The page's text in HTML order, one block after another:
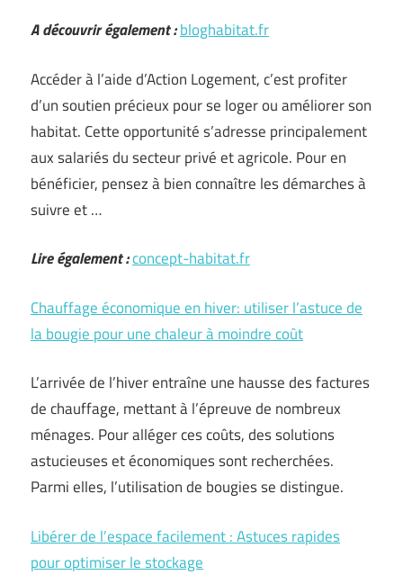
A découvrir également :bloghabitat.fr
Accéder à l’aide d’Action Logement, c’est profiter
d’un soutien précieux pour se loger ou améliorer son
habitat. Cette opportunité s’adresse principalement
aux salariés du secteur privé et agricole. Pour en
bénéficier, pensez à bien connaître les démarches à
suivre et …
Lire également :concept-habitat.fr
Chauffage économique en hiver: utiliser l’astuce de
la bougie pour une chaleur à moindre coût
L’arrivée de l’hiver entraîne une hausse des factures
de chauffage, mettant à l’épreuve de nombreux
ménages. Pour alléger ces coûts, des solutions
astucieuses et économiques sont recherchées.
Parmi elles, l’utilisation de bougies se distingue.
Libérer de l’espace facilement : Astuces rapides
pour optimiser le stockage